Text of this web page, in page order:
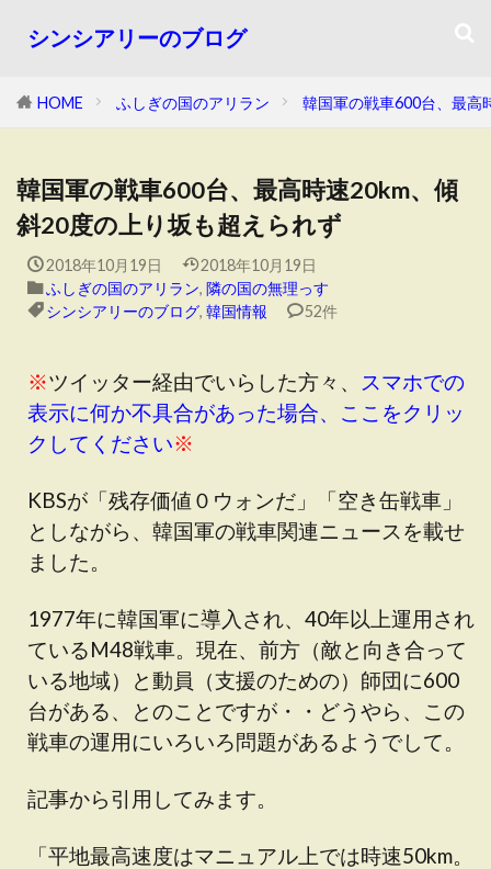
シンシアリーのブログ
HOME ふしぎの国のアリラン 韓国軍の戦車600台、最高
韓国軍の戦車600台、最高時速20km、傾
斜20度の上り坂も超えられず
2018年10月19日
2018年10月19日
ふしぎの国のアリラン, 隣の国の無理っす
シンシアリーのブログ, 韓国情報 52件
※ツイッター経由でいらした方々、
スマホでの
表示に何か不具合があった場合、ここをクリッ
クしてください※
KBSが「残存価値０ウォンだ」「空き缶戦車」
としながら、韓国軍の戦車関連ニュースを載せ
ました。
1977年に韓国軍に導入され、40年以上運用され
ているM48戦車。現在、前方（敵と向き合って
いる地域）と動員（支援のための）師団に600
台がある、とのことですが・・どうやら、この
戦車の運用にいろいろ問題があるようでして。
記事から引用してみます。
「平地最高速度はマニュアル上では時速50km。